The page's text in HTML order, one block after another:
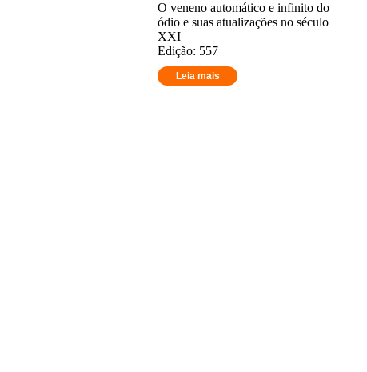
O veneno automático e infinito do
ódio e suas atualizações no século
XXI
Edição: 557
Leia mais